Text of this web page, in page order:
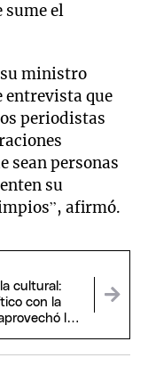
sume el
ministro
entrevista que
periodistas
sean personas
su
afirmó.
cultural:
con la
la